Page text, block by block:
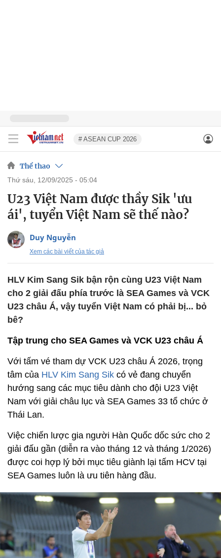
# ASEAN CUP 2026
Thể thao
thứ sáu, 12/09/2025 - 05:04
U23 Việt Nam được thầy Sik 'ưu
ái', tuyển Việt Nam sẽ thế nào?
Duy Nguyễn
Xem các bài viết của tác giả
HLV Kim Sang Sik bận rộn cùng U23 Việt Nam
cho 2 giải đấu phía trước là SEA Games và VCK
U23 châu Á, vậy tuyển Việt Nam có phải bị... bỏ
bê?
Tập trung cho SEA Games và VCK U23 châu Á
Với tấm vé tham dự VCK U23 châu Á 2026, trọng
tâm của HLV Kim Sang Sik có vẻ đang chuyển
hướng sang các mục tiêu dành cho đội U23 Việt
Nam với giải châu lục và SEA Games 33 tổ chức ở
Thái Lan.
Việc chiến lược gia người Hàn Quốc dốc sức cho 2
giải đấu gần (diễn ra vào tháng 12 và tháng 1/2026)
được coi hợp lý bởi mục tiêu giành lại tấm HCV tại
SEA Games luôn là ưu tiên hàng đầu.